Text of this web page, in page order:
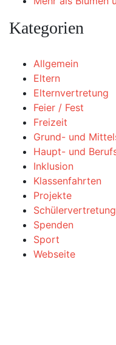
Kategorien
Allgemein
Eltern
Elternvertretung
Feier / Fest
Freizeit
Grund- und
Haupt- und
Inklusion
Klassenfahrten
Projekte
Schülervertretung
Spenden
Sport
Webseite